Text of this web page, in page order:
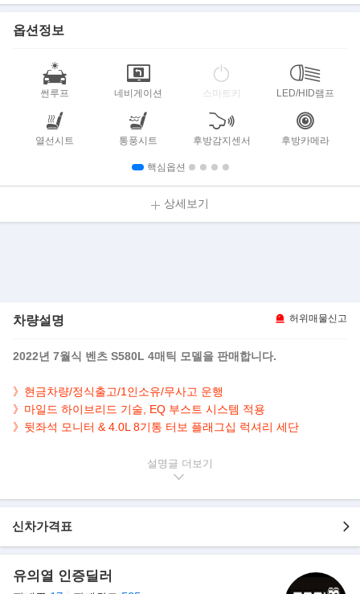
옵션정보
썬루프 네비게이션 스마트키 LED/HID램프
열선시트 통풍시트 후방감지센서 후방카메라
핵심옵션
상세보기
차량설명 허위매물신고
2022년 7월식 벤츠 S580L 4매틱 모델을 판매합니다.
》현금차량/정식출고/1인소유/무사고 운행
》마일드 하이브리드 기술, EQ 부스트 시스템 적용
》뒷좌석 모니터 & 4.0L 8기통 터보 플래그십 럭셔리 세단
- 현금차량
- 무사고 운행
- 고품격 매력 블랙 바디
- MHEV 시스템 EQ 부스트 적용
설명글
신차가격표
유의열 인증딜러